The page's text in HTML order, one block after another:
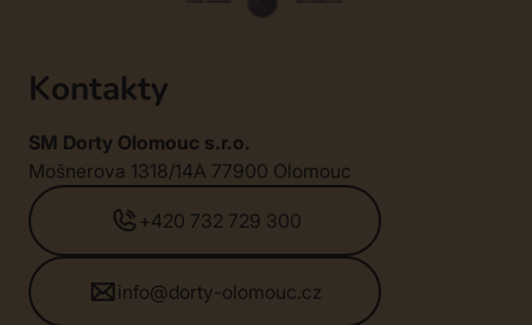
Kontakty
SM Dorty Olomouc s.r.o.
Mošnerova 1318/14A 77900 Olomouc
+420 732 729 300
info@dorty-olomouc.cz